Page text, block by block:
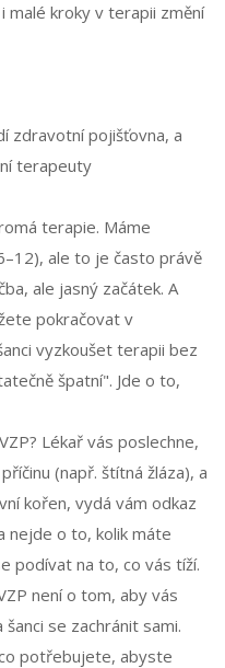
malé kroky v terapii změní
zdravotní pojišťovna, a
terapeuty
terapie. Máme
ale to je často právě
ale jasný začátek. A
pokračovat v
vyzkoušet terapii bez
špatní". Jde o to,
Lékař vás poslechne,
(např. štítná žláza), a
kořen, vydá vám odkaz
nejde o to, kolik máte
podívat na to, co vás tíží.
není o tom, aby vás
šanci se zachránit sami.
potřebujete, abyste